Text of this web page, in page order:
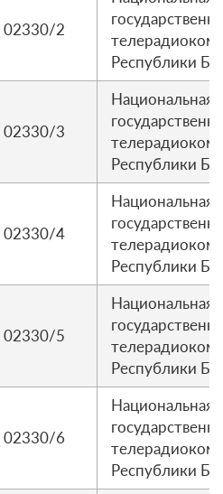
02330/2
Республики
02330/3
Национальная
Республики
02330/4
Национальная
Республики
02330/5
Национальная
Республики
02330/6
Национальная
Республики